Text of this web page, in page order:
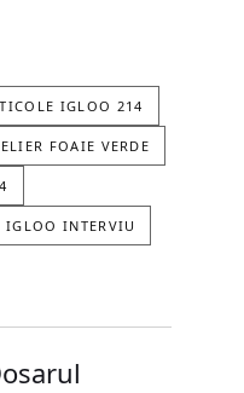
IGLOO 214
FOAIE VERDE
IGLOO INTERVIU